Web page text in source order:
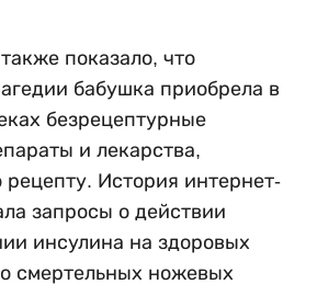
показало, что
бабушка приобрела в
безрецептурные
и лекарства,
рецепту. История интернет-
запросы о действии
инсулина на здоровых
смертельных ножевых